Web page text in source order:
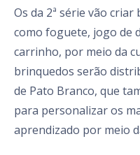
Os da 2ª série vão
como foguete, jogo de
carrinho, por meio da
brinquedos serão
de Pato Branco, que
para personalizar os
aprendizado por meio